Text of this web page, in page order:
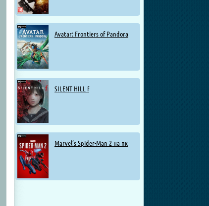
Avatar: Frontiers of Pandora
SILENT HILL f
Marvel’s Spider-Man 2 на пк